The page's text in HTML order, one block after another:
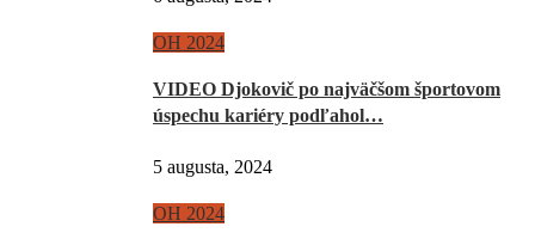
OH 2024
VIDEO Djokovič po najväčšom športovom
úspechu kariéry podľahol…
5 augusta, 2024
OH 2024